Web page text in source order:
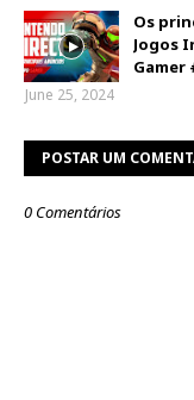
Os
Jogos
Gamer
June 25, 2024
POSTAR UM
0 Comentários